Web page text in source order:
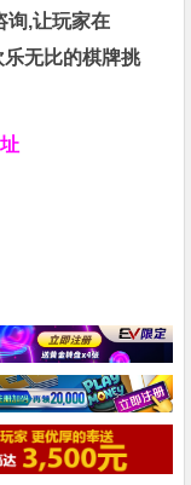
询,让玩家在
无比的棋牌挑